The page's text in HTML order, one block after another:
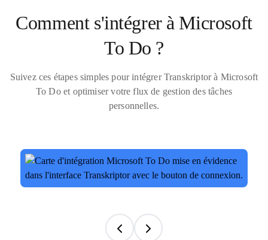
Comment s'intégrer à Microsoft
To Do ?
Suivez ces étapes simples pour intégrer Transkriptor à Microsoft
To Do et optimiser votre flux de gestion des tâches
personnelles.